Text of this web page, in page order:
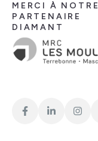
MERCI À NOTRE
PARTENAIRE
DIAMANT